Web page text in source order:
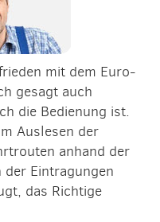
mit dem Euro-
gesagt auch
die Bedienung ist.
Auslesen der
anhand der
Eintragungen
das Richtige